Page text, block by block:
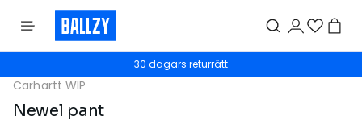
30 dagars returrätt
Carhartt WIP
Newel pant